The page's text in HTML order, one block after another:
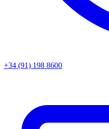
+34 (91) 198 8600